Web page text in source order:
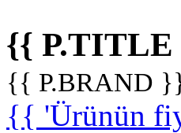
{{
{{ P.BRAND
{{ 'Ürünün